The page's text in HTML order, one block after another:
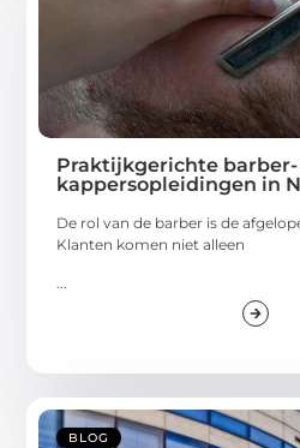
Praktijkgerichte barber-
kappersopleidingen in
De rol van de barber is de
Klanten komen niet alleen
...
BLOG